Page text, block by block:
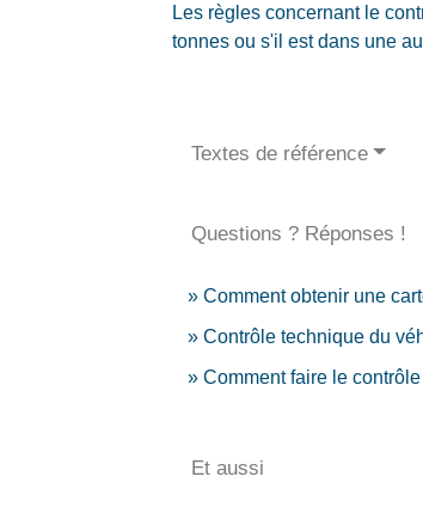
Les règles concernant le
tonnes ou s'il est dans une
Textes de référence
Questions ? Réponses !
Comment obtenir une
Contrôle technique du
Comment faire le
Et aussi